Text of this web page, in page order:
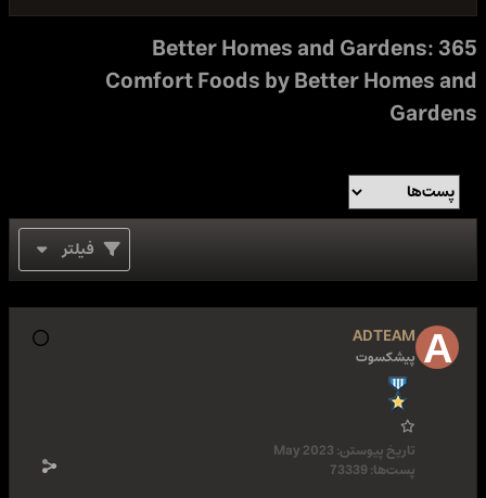
Better Homes and Gardens:
Comfort Foods by Better Homes
فیلتر
ADTEAM
پیشکسوت
تاریخ پیوستن:May 2023
73339